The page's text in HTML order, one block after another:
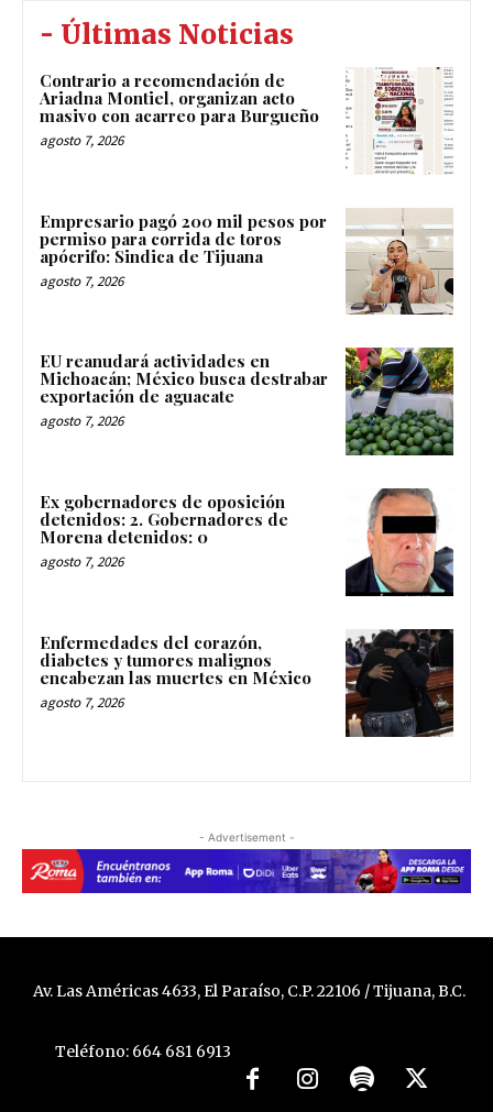
- Últimas Noticias
Contrario a recomendación de
Ariadna Montiel, organizan acto
masivo con acarreo para Burgueño
agosto 7, 2026
Empresario pagó 200 mil pesos por
permiso para corrida de toros
apócrifo: Sindica de Tijuana
agosto 7, 2026
EU reanudará actividades en
Michoacán; México busca destrabar
exportación de aguacate
agosto 7, 2026
Ex gobernadores de oposición
detenidos: 2. Gobernadores de
Morena detenidos: 0
agosto 7, 2026
Enfermedades del corazón,
diabetes y tumores malignos
encabezan las muertes en México
agosto 7, 2026
- Advertisement -
Av. Las Américas 4633, El Paraíso, C.P. 22106 / Tijuana, B.C.
Teléfono: 664 681 6913